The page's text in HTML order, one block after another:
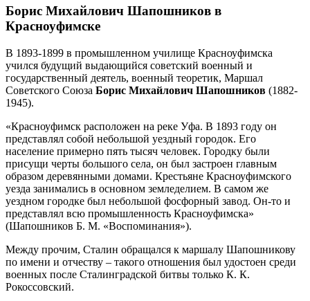
Борис Михайлович Шапошников в
Красноуфимске
В 1893-1899 в промышленном училище Красноуфимска
учился будущий выдающийся советский военный и
государственный деятель, военный теоретик, Маршал
Советского Союза Борис Михайлович Шапошников (1882-
1945).
«Красноуфимск расположен на реке Уфа. В 1893 году он
представлял собой небольшой уездный городок. Его
население примерно пять тысяч человек. Городку были
присущи черты большого села, он был застроен главным
образом деревянными домами. Крестьяне Красноуфимского
уезда занимались в основном земледелием. В самом же
уездном городке был небольшой фосфорный завод. Он-то и
представлял всю промышленность Красноуфимска»
(Шапошников Б. М. «Воспоминания»).
Между прочим, Сталин обращался к маршалу Шапошникову
по имени и отчеству – такого отношения был удостоен среди
военных после Сталинградской битвы только К. К.
Рокоссовский.